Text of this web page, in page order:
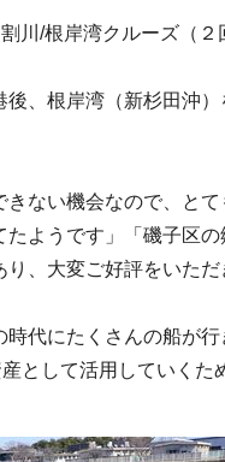
/根岸湾クルーズ（
、根岸湾（新杉田沖
ない機会なので、と
ようです」「磯子区
、大変ご好評をいただ
代にたくさんの船が
として活用していく